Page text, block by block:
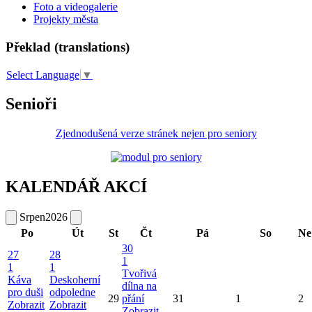
Foto a videogalerie
Projekty města
Překlad (translations)
Select Language ▼
Senioři
Zjednodušená verze stránek nejen pro seniory
KALENDÁŘ AKCÍ
Srpen2026
Po
Út St Čt Pá So
Ne
27
1
Káva
pro duši
Zobrazit
28
1
Deskoherní
odpoledne
Zobrazit
29
30
1
Tvořivá
dílna na
přání
31 1 2